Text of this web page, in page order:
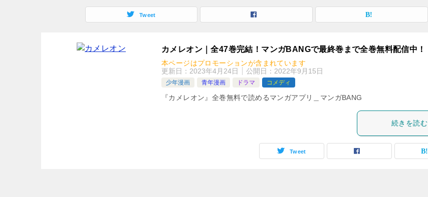
Tweet
カメレオン｜全47巻完結！マンガBANGで最終巻まで全巻無料配信中！
本ページはプロモーションが含まれています
更新日： 2023年4月24日 公開日： 2022年9月15日
少年漫画 青年漫画 ドラマ コメディ
『カメレオン』全巻無料で読めるマンガアプリ＿マンガBANG
続きを読む
Tweet